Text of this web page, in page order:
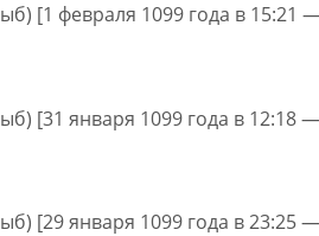
[1 февраля 1099 года в 15:21
[31 января 1099 года в 12:18
[29 января 1099 года в 23:25